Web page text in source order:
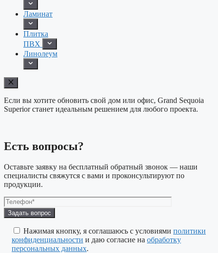
Ламинат
Плитка
ПВХ
Линолеум
Если вы хотите обновить свой дом или офис, Grand Sequoia
Superior станет идеальным решением для любого проекта.
Есть вопросы?
Оставьте заявку на бесплатный обратный звонок — наши
специалисты свяжутся с вами и проконсультируют по
продукции.
Оставьте
это
поле
пустым.
Нажимая кнопку, я соглашаюсь с условиями политики
конфиденциальности и даю согласие на обработку
персональных данных.